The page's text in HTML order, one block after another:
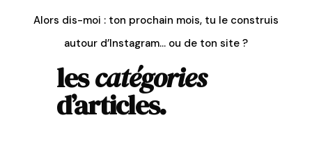
Alors dis-moi : ton prochain mois, tu le construis
autour d’Instagram… ou de ton site ?
lescatégories
d’articles.